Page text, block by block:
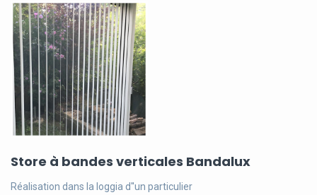
Store à bandes verticales Bandalux
Réalisation dans la loggia d''un particulier